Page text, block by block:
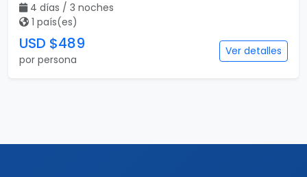
4 días / 3 noches
1 país(es)
USD $489
por persona
Ver detalles